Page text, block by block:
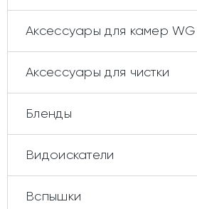
Аксессуары для камер WG
Аксессуары для чистки
Бленды
Видоискатели
Вспышки